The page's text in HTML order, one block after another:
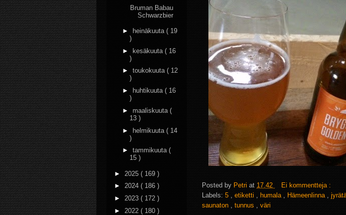
Posted by Petri at 17.42
Ei kommentteja :
Labels: 5 , etiketti , humala , Hämeenlinna ,
saunaton , tunnus , väri
Bruman Babau
Schwarzbier
► heinäkuuta ( 19
)
► kesäkuuta ( 16
)
► toukokuuta ( 12
)
►
huhtikuuta ( 16
)
► maaliskuuta (
13 )
► helmikuuta ( 14
)
► tammikuuta (
15 )
► 2025 ( 169 )
► 2024 ( 186 )
► 2023 ( 172 )
► 2022 ( 180 )